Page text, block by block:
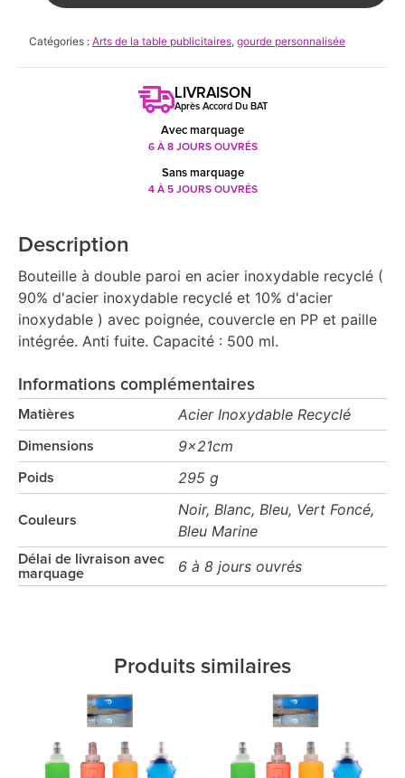
Catégories : Arts de la table publicitaires, gourde personnalisée
LIVRAISON
Après Accord Du BAT
Avec marquage
6 À 8 JOURS OUVRÉS
Sans marquage
4 À 5 JOURS OUVRÉS
Description
Bouteille à double paroi en acier inoxydable recyclé (
90% d'acier inoxydable recyclé et 10% d'acier
inoxydable ) avec poignée, couvercle en PP et paille
intégrée. Anti fuite. Capacité : 500 ml.
Informations complémentaires
Matières Acier Inoxydable Recyclé
Dimensions 9x21cm
Poids 295 g
Couleurs
Noir, Blanc, Bleu, Vert Foncé,
Bleu Marine
Délai de livraison avec
marquage
6 à 8 jours ouvrés
Produits similaires